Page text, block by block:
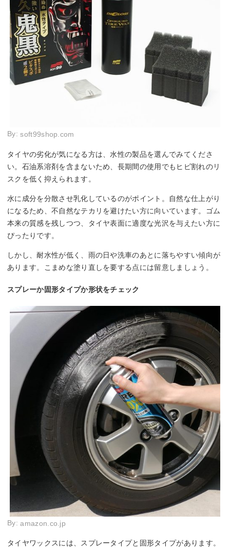
By:soft99shop.com
タイヤの劣化が気になる方は、水性の製品を選んでみてくださ
い。石油系溶剤を含まないため、長期間の使用でもヒビ割れのリ
スクを低く抑えられます。
水に成分を分散させ乳化しているのがポイント。自然な仕上がり
になるため、不自然なテカリを避けたい方に向いています。ゴム
本来の質感を残しつつ、タイヤ表面に適度な光沢を与えたい方に
ぴったりです。
しかし、耐水性が低く、雨の日や洗車のあとに落ちやすい傾向が
あります。こまめな塗り直しを要する点には留意しましょう。
スプレーか固形タイプか形状をチェック
By:amazon.co.jp
タイヤワックスには、スプレータイプと固形タイプがあります。